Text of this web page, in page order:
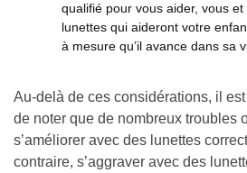
qualifié pour vous aider, vous
lunettes qui aideront votre
à mesure qu’il avance dans sa
Au-delà de ces considérations, il
de noter que de nombreux troubles
s’améliorer avec des lunettes
contraire, s’aggraver avec des